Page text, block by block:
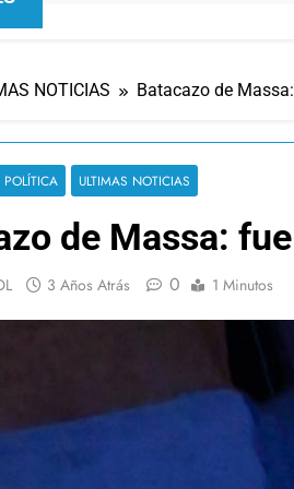
NOTICIAS Batacazo de
POLÍTICA ULTIMAS NOTICIAS
de Massa:
3 Años Atrás 0 1 Minutos